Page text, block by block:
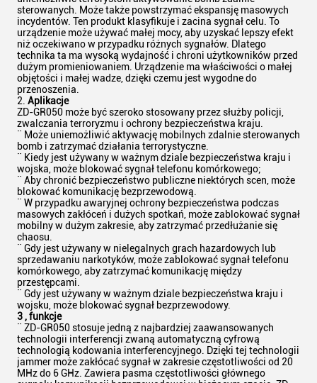
sterowanych. Może także powstrzymać ekspansję masowych
incydentów. Ten produkt klasyfikuje i zacina sygnał celu. To
urządzenie może używać małej mocy, aby uzyskać lepszy efekt
niż oczekiwano w przypadku różnych sygnałów. Dlatego
technika ta ma wysoką wydajność i chroni użytkowników przed
dużym promieniowaniem. Urządzenie ma właściwości o małej
objętości i małej wadze, dzięki czemu jest wygodne do
przenoszenia.
2. Aplikacje
ZD-GR050 może być szeroko stosowany przez służby policji,
zwalczania terroryzmu i ochrony bezpieczeństwa kraju.
¨ Może uniemożliwić aktywację mobilnych zdalnie sterowanych
bomb i zatrzymać działania terrorystyczne.
¨ Kiedy jest używany w ważnym dziale bezpieczeństwa kraju i
wojska, może blokować sygnał telefonu komórkowego;
¨ Aby chronić bezpieczeństwo publiczne niektórych scen, może
blokować komunikację bezprzewodową.
¨ W przypadku awaryjnej ochrony bezpieczeństwa podczas
masowych zakłóceń i dużych spotkań, może zablokować sygnał
mobilny w dużym zakresie, aby zatrzymać przedłużanie się
chaosu.
¨ Gdy jest używany w nielegalnych grach hazardowych lub
sprzedawaniu narkotyków, może zablokować sygnał telefonu
komórkowego, aby zatrzymać komunikację między
przestępcami.
¨ Gdy jest używany w ważnym dziale bezpieczeństwa kraju i
wojsku, może blokować sygnał bezprzewodowy.
3, funkcje
¨ ZD-GR050 stosuje jedną z najbardziej zaawansowanych
technologii interferencji zwaną automatyczną cyfrową
technologią kodowania interferencyjnego. Dzięki tej technologii
jammer może zakłócać sygnał w zakresie częstotliwości od 20
MHz do 6 GHz. Zawiera pasma częstotliwości głównego